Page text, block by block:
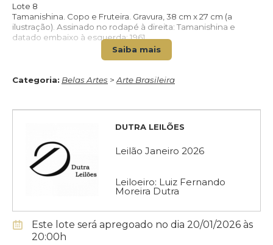
Lote 8
Tamanishina. Copo e Fruteira. Gravura, 38 cm x 27 cm (a
ilustração). Assinado no rodapé à direita: Tamanishina e
datado embaixo à esquerda: 1961.
Saiba mais
Categoria: Belas Artes > Arte Brasileira
DUTRA LEILÕES
Leilão Janeiro 2026
Leiloeiro: Luiz Fernando
Moreira Dutra
Este lote será apregoado no dia 20/01/2026 às
20:00h